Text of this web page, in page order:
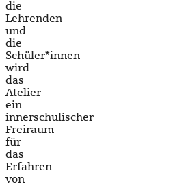
die
Lehrenden
und
die
Schüler*innen
wird
das
Atelier
ein
innerschulischer
Freiraum
für
das
Erfahren
von